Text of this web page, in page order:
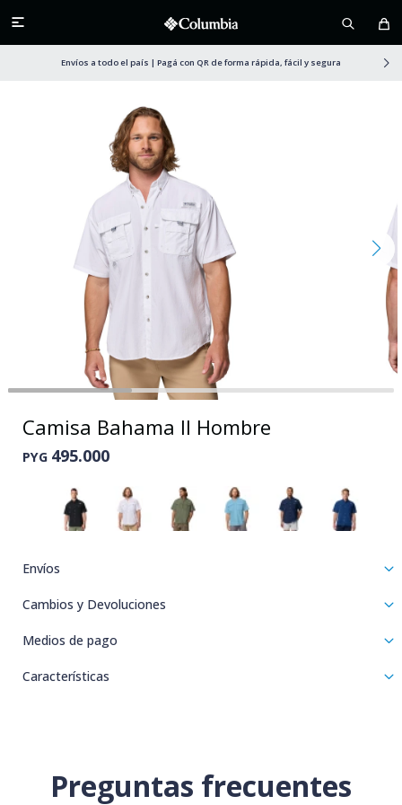

Envíos a todo el país | Pagá con QR de forma rápida, fácil y segura
Camisa Bahama II Hombre
PYG 495.000
Envíos
Cambios y Devoluciones
Medios de pago
Características
Preguntas frecuentes